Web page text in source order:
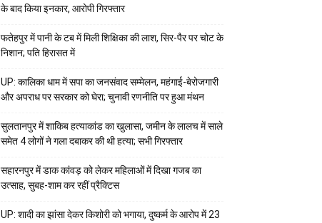
के बाद किया इनकार, आरोपी गिरफ्तार
फतेहपुर में पानी के टब में मिली शिक्षिका की लाश, सिर-पैर पर चोट के
निशान; पति हिरासत में
UP: कालिका धाम में सपा का जनसंवाद सम्मेलन, महंगाई-बेरोजगारी
और अपराध पर सरकार को घेरा; चुनावी रणनीति पर हुआ मंथन
सुलतानपुर में शाकिब हत्याकांड का खुलासा, जमीन के लालच में साले
समेत 4 लोगों ने गला दबाकर की थी हत्या; सभी गिरफ्तार
सहारनपुर में डाक कांवड़ को लेकर महिलाओं में दिखा गजब का
उत्साह, सुबह-शाम कर रहीं प्रैक्टिस
UP: शादी का झांसा देकर किशोरी को भगाया, दुष्कर्म के आरोप में 23